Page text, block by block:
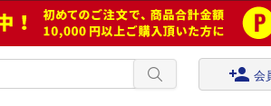
person_add 会